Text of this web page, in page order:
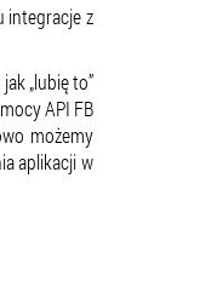
integracje z
„lubię to”
API FB
możemy
aplikacji w